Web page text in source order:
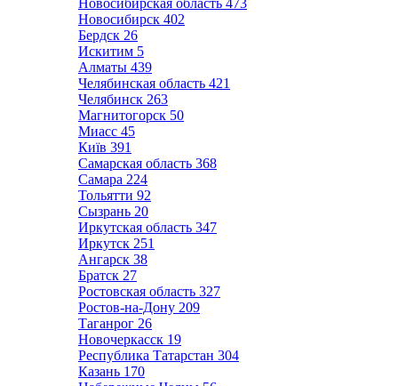
Новосибирская область 473
Новосибирск 402
Бердск 26
Искитим 5
Алматы 439
Челябинская область 421
Челябинск 263
Магнитогорск 50
Миасс 45
Київ 391
Самарская область 368
Самара 224
Тольятти 92
Сызрань 20
Иркутская область 347
Иркутск 251
Ангарск 38
Братск 27
Ростовская область 327
Ростов-на-Дону 209
Таганрог 26
Новочеркасск 19
Республика Татарстан 304
Казань 170